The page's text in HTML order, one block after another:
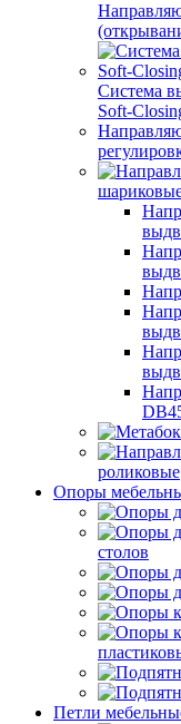
Система
Soft-
роликовые
Опоры
столов
Петли